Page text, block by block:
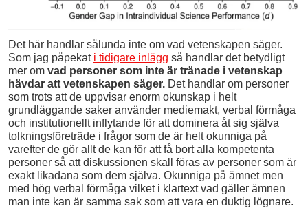
Det här handlar sålunda inte om vad vetenskapen säger.
Som jag påpekat i tidigare inlägg så handlar det betydligt
mer om vad personer som inte är tränade i vetenskap
hävdar att vetenskapen säger. Det handlar om personer
som trots att de uppvisar enorm okunskap i helt
grundläggande saker använder mediemakt, verbal förmåga
och institutionellt inflytande för att dominera åt sig själva
tolkningsföreträde i frågor som de är helt okunniga på
varefter de gör allt de kan för att få bort alla kompetenta
personer så att diskussionen skall föras av personer som är
exakt likadana som dem själva. Okunniga på ämnet men
med hög verbal förmåga vilket i klartext vad gäller ämnen
man inte kan är samma sak som att vara en duktig lögnare.